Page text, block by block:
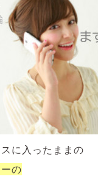
に入ったままの
の